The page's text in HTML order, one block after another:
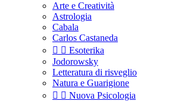
Arte e Creatività
Astrologia
Cabala
Carlos Castaneda
  Esoterika
Jodorowsky
Letteratura di risveglio
Natura e Guarigione
  Nuova Psicologia